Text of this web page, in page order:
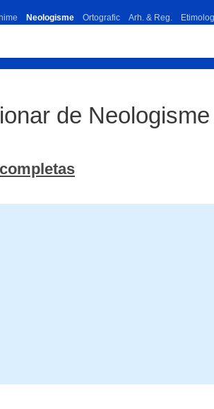
Neologisme Ortografic Arh. & Reg.
de
completas